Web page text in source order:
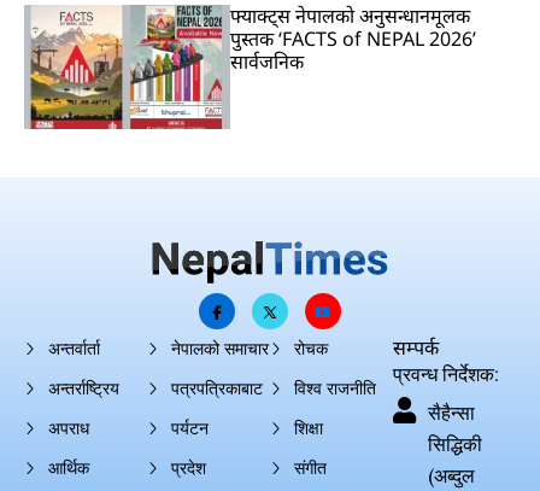
फ्याक्ट्स नेपालको अनुसन्धानमूलक
पुस्तक ‘FACTS of NEPAL 2026’
सार्वजनिक
अन्तर्वार्ता
अन्तर्राष्ट्रिय
अपराध
आर्थिक
नेपालको समाचार
पत्रपत्रिकाबाट
पर्यटन
प्रदेश
रोचक
विश्व राजनीति
शिक्षा
संगीत
सम्पर्क
प्रवन्ध निर्देशक:
सैहैन्सा
सिद्धिकी
(अब्दुल